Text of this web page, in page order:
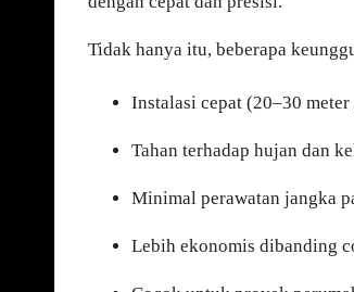
Tidak hanya itu, beberapa
Instalasi cepat (20–30
Tahan terhadap hujan dan
Minimal perawatan jangka
Lebih ekonomis dibanding